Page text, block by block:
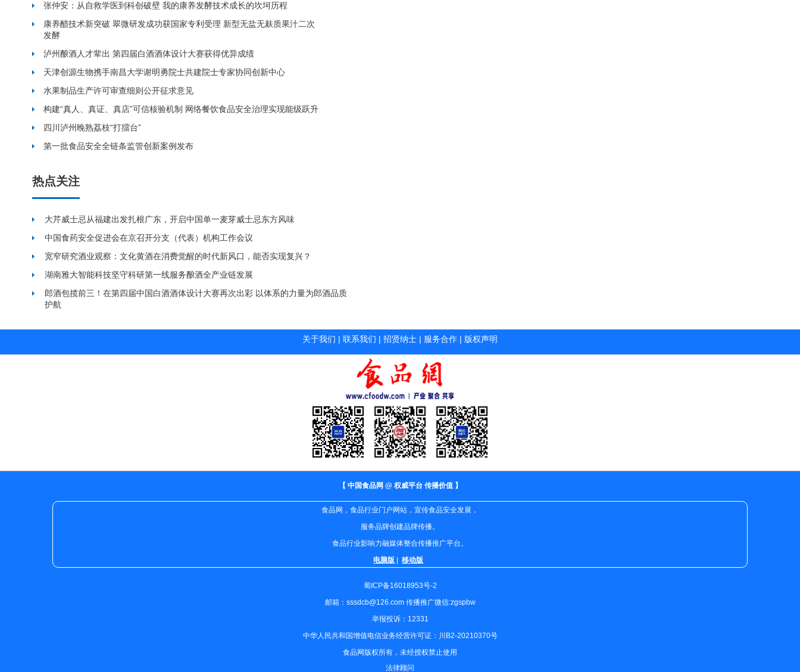
张仲安：从自救学医到科创破壁 我的康养发酵技术成长的坎坷历程
康养醋技术新突破 翠微研发成功获国家专利受理 新型无盐无麸质果汁二次
发酵
泸州酿酒人才辈出 第四届白酒酒体设计大赛获得优异成绩
天津创源生物携手南昌大学谢明勇院士共建院士专家协同创新中心
水果制品生产许可审查细则公开征求意见
构建“真人、真证、真店”可信核验机制 网络餐饮食品安全治理实现能级跃升
四川泸州晚熟荔枝“打擂台”
第一批食品安全全链条监管创新案例发布
热点关注
大芹威士忌从福建出发扎根广东，开启中国单一麦芽威士忌东方风味
中国食药安全促进会在京召开分支（代表）机构工作会议
宽窄研究酒业观察：文化黄酒在消费觉醒的时代新风口，能否实现复兴？
湖南雅大智能科技坚守科研第一线服务酿酒全产业链发展
郎酒包揽前三！在第四届中国白酒酒体设计大赛再次出彩 以体系的力量为郎酒品质
护航
关于我们 | 联系我们 | 招贤纳士 | 服务合作 | 版权声明
【 中国食品网 @ 权威平台 传播价值 】
食品网，食品行业门户网站，宣传食品安全发展，
服务品牌创建品牌传播。
食品行业影响力融媒体整合传播推广平台。
电脑版| 移动版
蜀ICP备16018953号-2
邮箱：sssdcb@126.com 传播推广微信:zgspbw
举报投诉：12331
中华人民共和国增值电信业务经营许可证：川B2-20210370号
食品网版权所有，未经授权禁止使用
法律顾问